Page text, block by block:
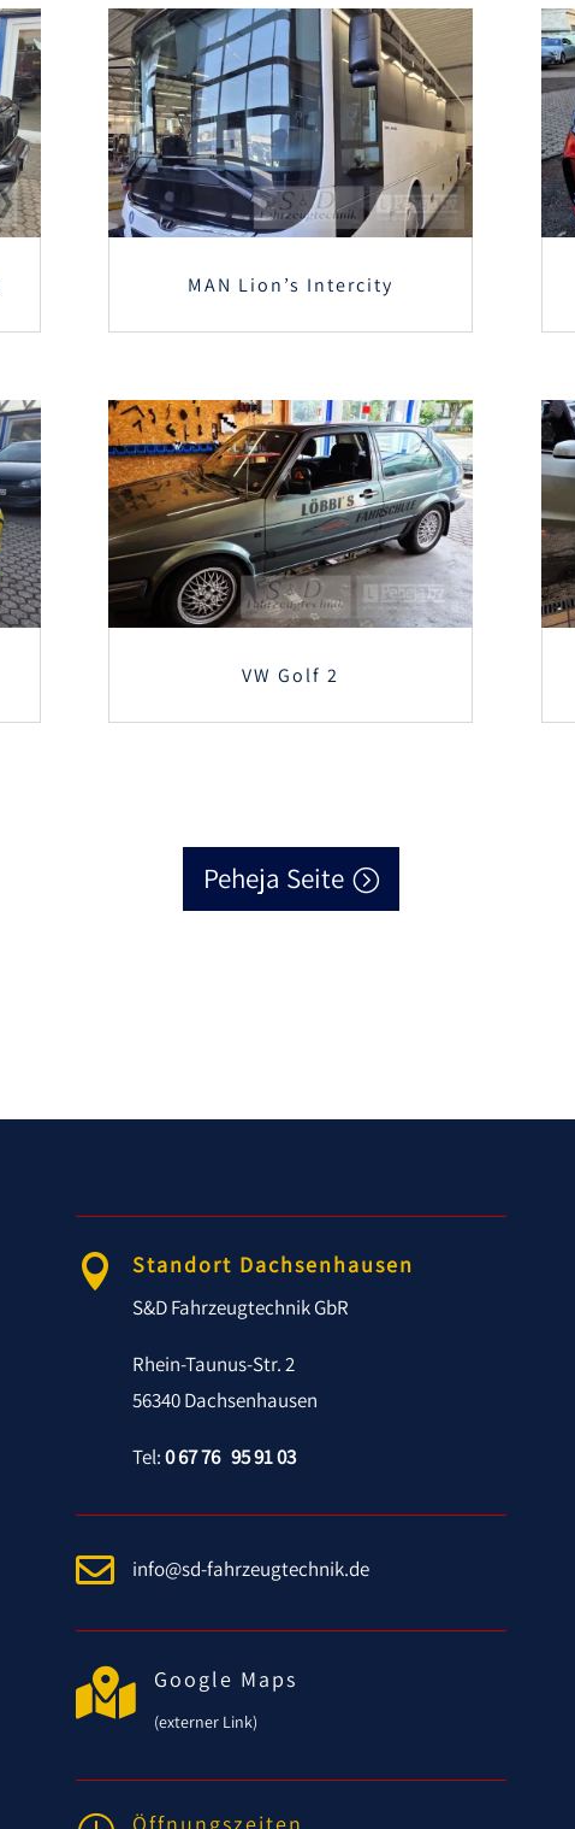
MAN Lion’s Intercity
VW Golf 2
Peheja Seite
 Standort Dachsenhausen
S&D Fahrzeugtechnik GbR
Rhein-Taunus-Str. 2
56340 Dachsenhausen
Tel:0 67 76 95 91 03
 info@sd-fahrzeugtechnik.de
 Google Maps
(externer Link)